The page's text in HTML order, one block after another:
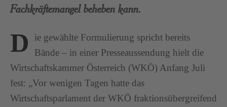
Fachkräftemangel beheben kann.
D
ie gewählte Formulierung spricht bereits
Bände – in einer Presseaussendung hielt die
Wirtschaftskammer Österreich (WKÖ) Anfang Juli
fest: „Vor wenigen Tagen hatte das
Wirtschaftsparlament der WKÖ fraktionsübergreifend